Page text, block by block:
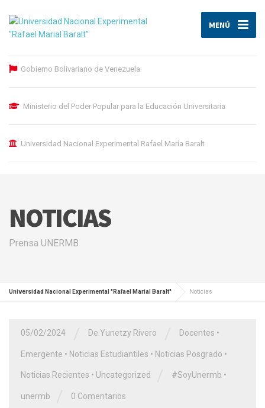
MENÚ
Gobierno Bolivariano de Venezuela
Ministerio del Poder Popular para la Educación Universitaria
Universidad Nacional Experimental Rafael María Baralt
NOTICIAS
Prensa UNERMB
Universidad Nacional Experimental "Rafael Marial Baralt" Noticias
05/02/2024 De Yunetzy Rivero Docentes •
Emergente • Noticias Estudiantiles • Noticias Posgrado •
Noticias Recientes • Uncategorized #SoyUnermb •
unermb 0 Comentarios